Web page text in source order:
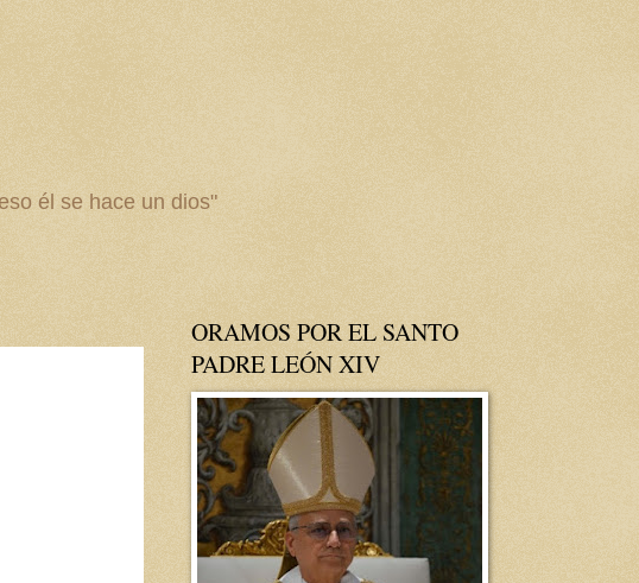
él se hace un dios"
ORAMOS POR EL SANTO
PADRE LEÓN XIV